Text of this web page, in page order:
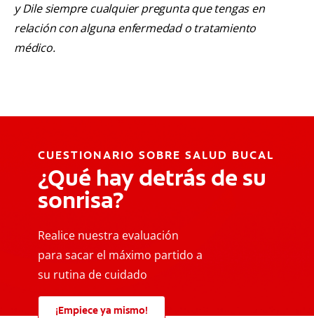
y Dile siempre cualquier pregunta que tengas en
relación con alguna enfermedad o tratamiento
médico.
CUESTIONARIO SOBRE SALUD BUCAL
¿Qué hay detrás de su
sonrisa?
Realice nuestra evaluación
para sacar el máximo partido a
su rutina de cuidado
¡Empiece ya mismo!